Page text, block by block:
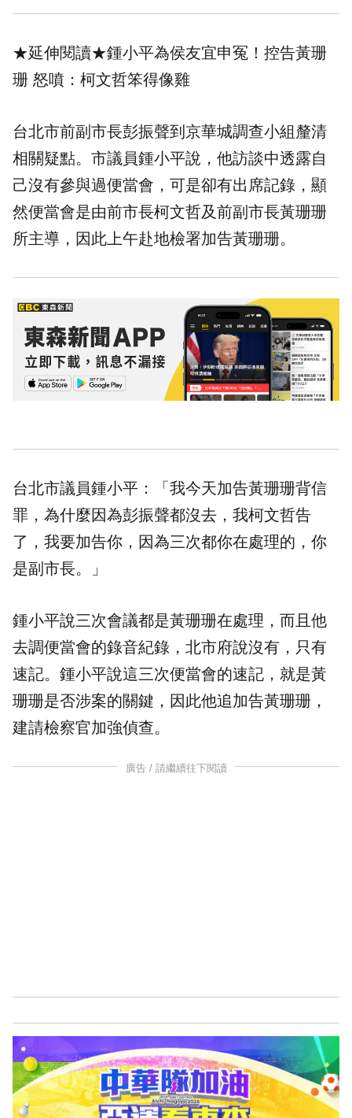
★延伸閱讀★鍾小平為侯友宜申冤！控告黃珊
珊 怒噴：柯文哲笨得像雞
台北市前副市長彭振聲到京華城調查小組釐清
相關疑點。市議員鍾小平說，他訪談中透露自
己沒有參與過便當會，可是卻有出席記錄，顯
然便當會是由前市長柯文哲及前副市長黃珊珊
所主導，因此上午赴地檢署加告黃珊珊。
台北市議員鍾小平：「我今天加告黃珊珊背信
罪，為什麼因為彭振聲都沒去，我柯文哲告
了，我要加告你，因為三次都你在處理的，你
是副市長。」
鍾小平說三次會議都是黃珊珊在處理，而且他
去調便當會的錄音紀錄，北市府說沒有，只有
速記。鍾小平說這三次便當會的速記，就是黃
珊珊是否涉案的關鍵，因此他追加告黃珊珊，
建請檢察官加強偵查。
廣告 / 請繼續往下閱讀